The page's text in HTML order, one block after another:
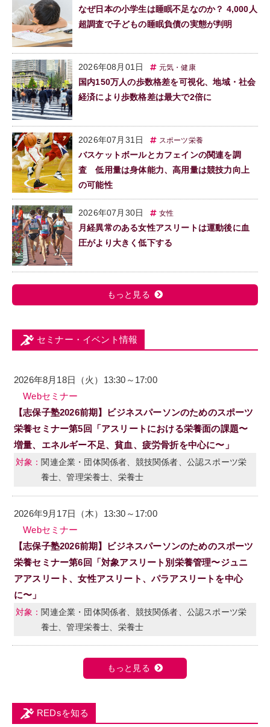
なぜ日本の小学生は睡眠不足なのか？ 4,000人
超調査で子どもの睡眠負債の実態が判明
2026年08月01日 元気・健康
国内150万人の歩数格差を可視化、地域・社会
経済により歩数格差は最大で2倍に
2026年07月31日 スポーツ栄養
バスケットボールとカフェインの関連を調
査 低用量は身体能力、高用量は競技力向上
の可能性
2026年07月30日 女性
月経異常のある女性アスリートは運動後に血
圧がより大きく低下する
もっと見る
セミナー・イベント情報
2026年8月18日（火）13:30～17:00
Webセミナー
【志保子塾2026前期】ビジネスパーソンのためのスポーツ
栄養セミナー第5回「アスリートにおける栄養面の課題〜
増量、エネルギー不足、貧血、疲労骨折を中心に〜」
関連企業・団体関係者、競技関係者、公認スポーツ栄
養士、管理栄養士、栄養士
2026年9月17日（木）13:30～17:00
Webセミナー
【志保子塾2026前期】ビジネスパーソンのためのスポーツ
栄養セミナー第6回「対象アスリート別栄養管理〜ジュニ
アアスリート、女性アスリート、パラアスリートを中心
に〜」
関連企業・団体関係者、競技関係者、公認スポーツ栄
養士、管理栄養士、栄養士
もっと見る
REDsを知る